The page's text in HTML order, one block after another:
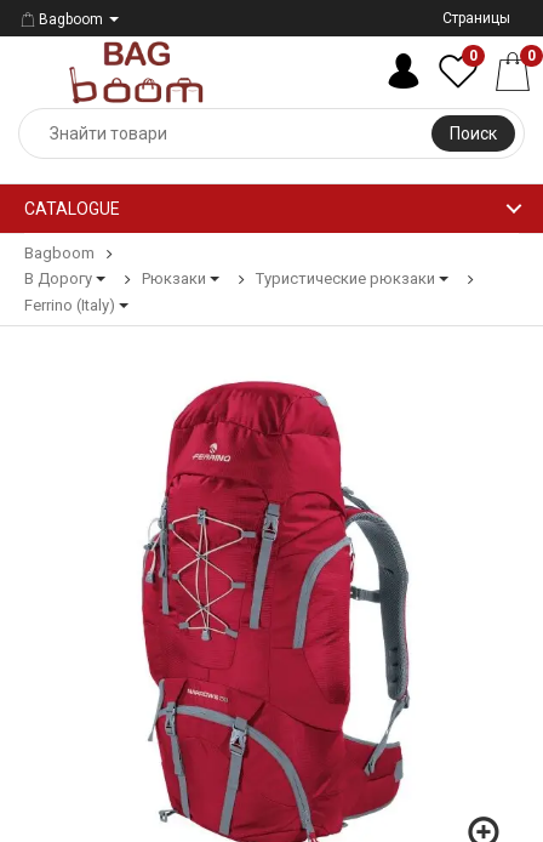
Bagboom Страницы
Поиск
0 0
CATALOGUE
Bagboom
В Дорогу
Рюкзаки
Туристические рюкзаки
Ferrino (Italy)